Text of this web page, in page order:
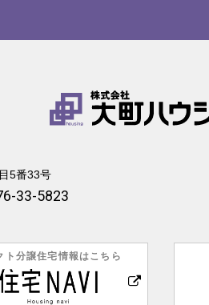
5番33号
33-5823
ト分譲住宅情報はこちら